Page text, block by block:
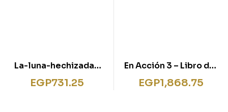
La-luna-hechizada–
audio
EGP731.25
En Acción 3 – Libro del
alumno + audio (B2)
EGP1,868.75